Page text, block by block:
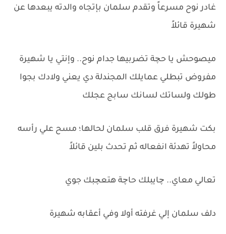
غادر نوح مسرعاً وتقدم سلمان بإتجاه والدته يبعدها عن
شهيرة قائلاً
ميصوحش يا حچة تضربيها جدام نوح.. وإنتي يا شهيرة
مفروض تبطلي عمايلك المجندلة دي يعني ولادك بجوا
طولك ولساتك لسانك سابج عجلك
بكت شهيرة فرق قلب سلمان لحالها؛ مسح علي رأسه
محاولاً تهدئة انفعاله ثم تحدث بلين قائلاً
تعالي معاي.. چايبلك حاچة هتعچبك جوي
دلف سلمان إلي غرفته أولا وفي أعقابه شهيرة